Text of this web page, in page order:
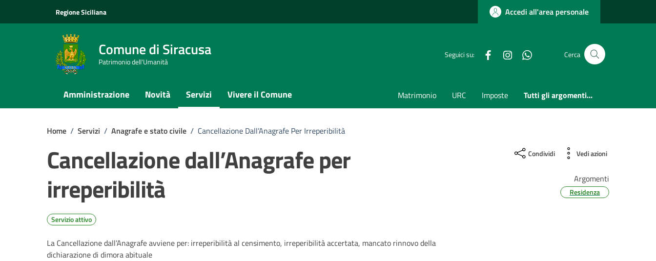
Regione Siciliana Accedi all'area personale
Comune di Siracusa
Patrimonio dell'Umanità
Seguici su: FacebookInstagramwhatsappCerca
Amministrazione Novità Servizi Vivere il Comune Matrimonio URC Imposte Tutti gli argomenti...
Home / Servizi / Anagrafe e stato civile / Cancellazione Dall’Anagrafe Per Irreperibilità
Cancellazione dall’Anagrafe per
irreperibilità
Servizio attivo
La Cancellazione dall’Anagrafe avviene per: irreperibilità al censimento, irreperibilità accertata, mancato rinnovo della
dichiarazione di dimora abituale
Condividi Vedi azioni
Argomenti
Residenza